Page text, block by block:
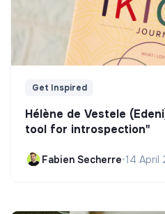
Get Inspired
Hélène de Vestele
tool for introspection"
Fabien Secherre•14 April